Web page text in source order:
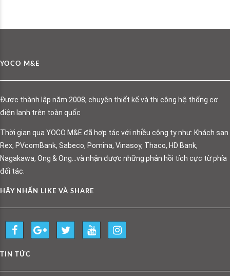
YOCO M&E
Được thành lập năm 2008, chuyên thiết kế và thi công hệ thống cơ
điện lạnh trên toàn quốc
Thời gian qua YOCO M&E đã hợp tác với nhiều công ty như: Khách sạn
Rex, PVcomBank, Sabeco, Pomina, Vinasoy, Thaco, HD Bank,
Nagakawa, Ong & Ong…và nhận được những phản hồi tích cực từ phía
đối tác.
HÃY NHẤN LIKE VÀ SHARE
TIN TỨC